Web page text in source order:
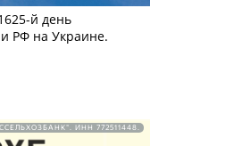
й день
РФ на Украине.
ИНН 772511448.